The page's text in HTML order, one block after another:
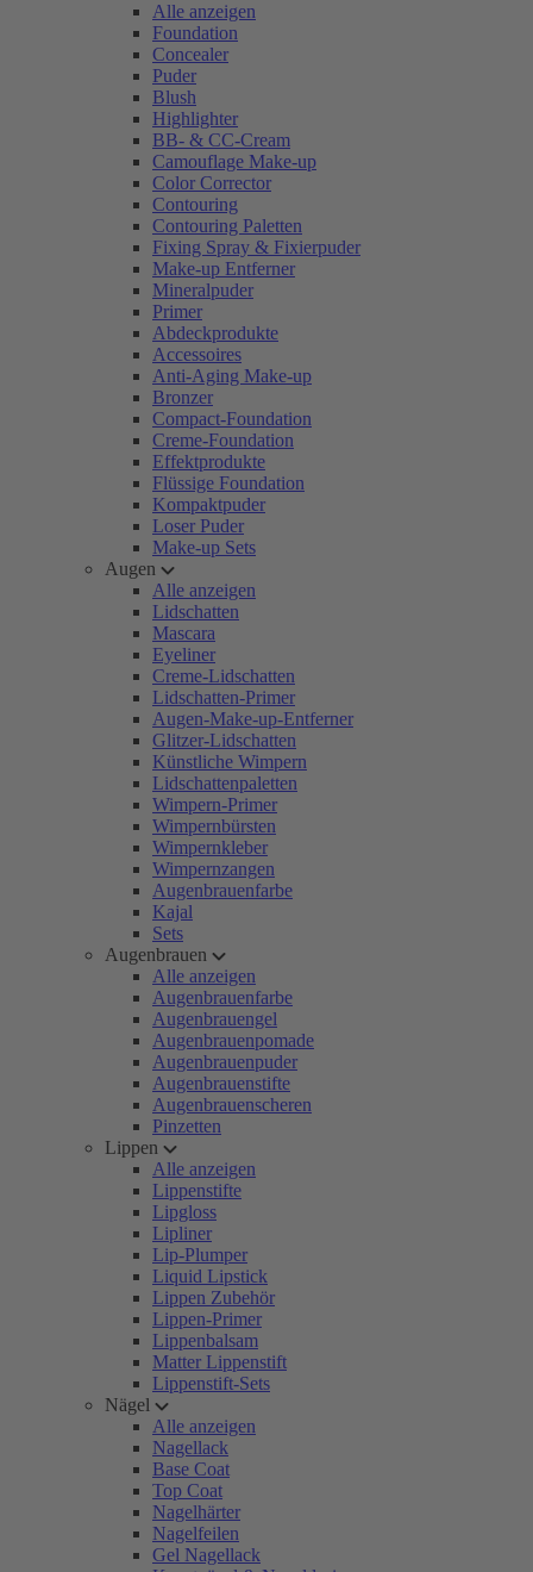
Alle anzeigen
Foundation
Concealer
Puder
Blush
Highlighter
BB- & CC-Cream
Camouflage Make-up
Color Corrector
Contouring
Contouring Paletten
Fixing Spray & Fixierpuder
Make-up Entferner
Mineralpuder
Primer
Abdeckprodukte
Accessoires
Anti-Aging Make-up
Bronzer
Compact-Foundation
Creme-Foundation
Effektprodukte
Flüssige Foundation
Kompaktpuder
Loser Puder
Make-up Sets
Augen
Alle anzeigen
Lidschatten
Mascara
Eyeliner
Creme-Lidschatten
Lidschatten-Primer
Augen-Make-up-Entferner
Glitzer-Lidschatten
Künstliche Wimpern
Lidschattenpaletten
Wimpern-Primer
Wimpernbürsten
Wimpernkleber
Wimpernzangen
Augenbrauenfarbe
Kajal
Sets
Augenbrauen
Alle anzeigen
Augenbrauenfarbe
Augenbrauengel
Augenbrauenpomade
Augenbrauenpuder
Augenbrauenstifte
Augenbrauenscheren
Pinzetten
Lippen
Alle anzeigen
Lippenstifte
Lipgloss
Lipliner
Lip-Plumper
Liquid Lipstick
Lippen Zubehör
Lippen-Primer
Lippenbalsam
Matter Lippenstift
Lippenstift-Sets
Nägel
Alle anzeigen
Nagellack
Base Coat
Top Coat
Nagelhärter
Nagelfeilen
Gel Nagellack